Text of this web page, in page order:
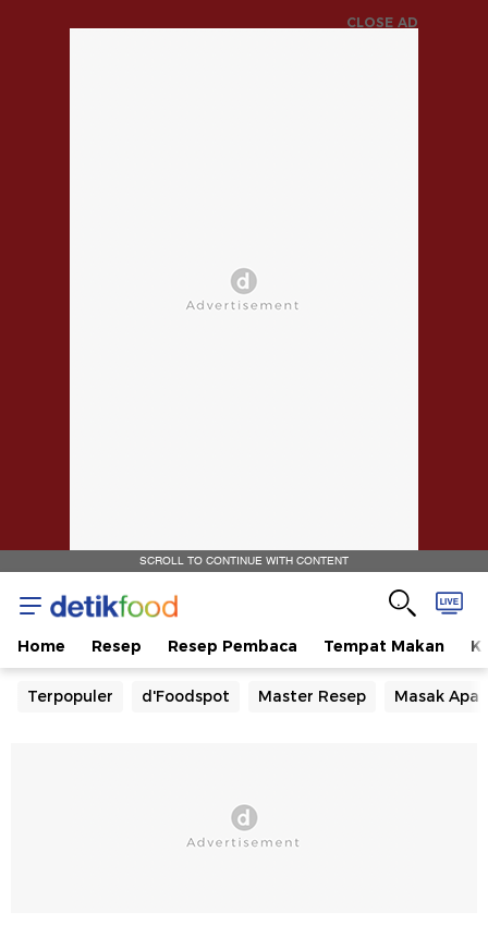
CLOSE AD
SCROLL TO CONTINUE WITH CONTENT
Home Resep Resep Pembaca Tempat Makan
Terpopuler d'Foodspot Master Resep Masak Apa